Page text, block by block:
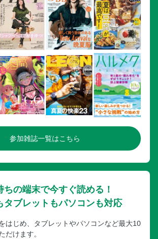
参加雑誌一覧はこちら
ちの端末で今すぐ読める！
タブレットもパソコンも対応
はじめ、タブレットやパソコンなど最大10
だけます。